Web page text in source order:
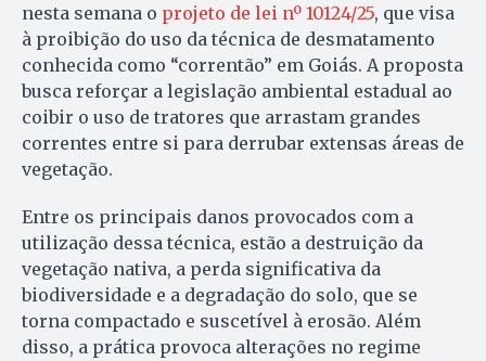
nesta semana o projeto de lei nº 10124/25, que visa
à proibição do uso da técnica de desmatamento
conhecida como “correntão” em Goiás. A proposta
busca reforçar a legislação ambiental estadual ao
coibir o uso de tratores que arrastam grandes
correntes entre si para derrubar extensas áreas de
vegetação.
Entre os principais danos provocados com a
utilização dessa técnica, estão a destruição da
vegetação nativa, a perda significativa da
biodiversidade e a degradação do solo, que se
torna compactado e suscetível à erosão. Além
disso, a prática provoca alterações no regime